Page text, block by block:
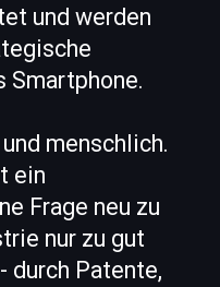
und werden
Smartphone.
menschlich.
ein
Frage neu zu
nur zu gut
durch Patente,